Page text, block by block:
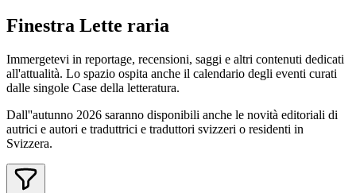
Finestra Lette raria
Immergetevi in reportage, recensioni, saggi e altri contenuti dedicati
all'attualità. Lo spazio ospita anche il calendario degli eventi curati
dalle singole Case della letteratura.
Dall''autunno 2026 saranno disponibili anche le novità editoriali di
autrici e autori e traduttrici e traduttori svizzeri o residenti in
Svizzera.